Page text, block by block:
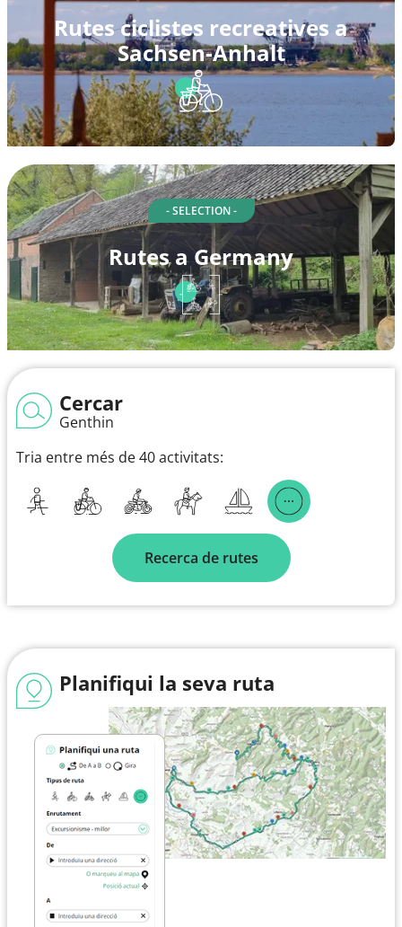
Rutes ciclistes recreatives a
Sachsen-Anhalt
- SELECTION -
Rutes a Germany
Cercar
Genthin
Tria entre més de 40 activitats:
Recerca de rutes
Planifiqui la seva ruta